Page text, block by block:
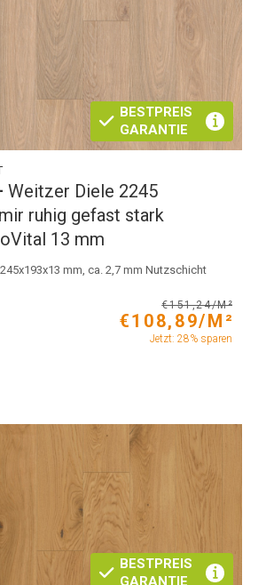
BESTPREIS
GARANTIE
Weitzer Diele 2245
ruhig gefast stark
13 mm
mm, ca. 2,7 mm Nutzschicht
€151,24/M²
€108,89/M²
Jetzt: 28% sparen
BESTPREIS
GARANTIE